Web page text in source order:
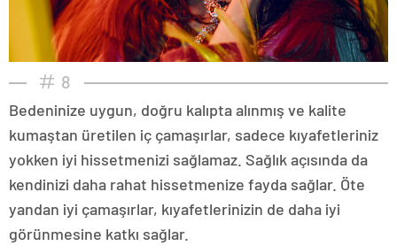
8
Bedeninize uygun, doğru kalıpta alınmış ve kalite
kumaştan üretilen iç çamaşırlar, sadece kıyafetleriniz
yokken iyi hissetmenizi sağlamaz. Sağlık açısında da
kendinizi daha rahat hissetmenize fayda sağlar. Öte
yandan iyi çamaşırlar, kıyafetlerinizin de daha iyi
görünmesine katkı sağlar.